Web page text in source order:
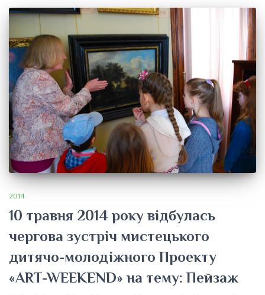
2014
10 травня 2014 року відбулась
чергова зустріч мистецького
дитячо-молодіжного Проекту
«ART-WEEKEND» на тему: Пейзаж